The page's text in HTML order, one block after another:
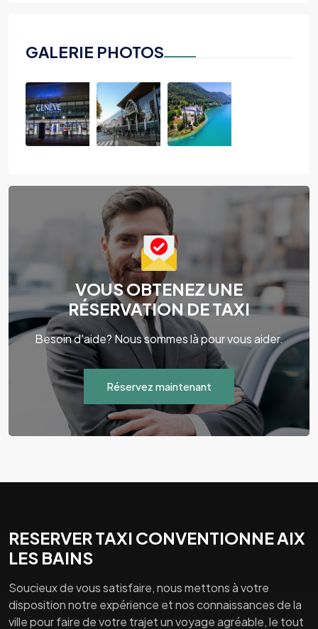
GALERIE PHOTOS
VOUS OBTENEZ UNE
RÉSERVATION DE TAXI
Besoin d'aide? Nous sommes là pour vous aider.
Réservez maintenant
RESERVER TAXI CONVENTIONNE AIX
LES BAINS
Soucieux de vous satisfaire, nous mettons à votre
disposition notre expérience et nos connaissances de la
ville pour faire de votre trajet un voyage agréable, le tout